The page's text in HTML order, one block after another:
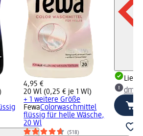
4,95 €
20 Wl (0,25 € je 1 Wl)
+ 1 weitere Größe
FewaColorwaschmittel
flüssig für helle Wäsche,
20 Wl
(518)
dm